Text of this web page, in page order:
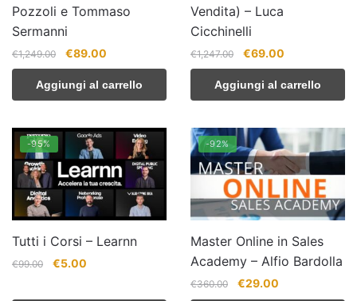
Pozzoli e Tommaso
Sermanni
€1,249.00
Il
prezzo
originale
era:
€89.00
prezzo
attuale
è:
Aggiungi al carrello
Vendita) – Luca
Cicchinelli
€1,247.00
Il
prezzo
originale
era:
€69.00
prezzo
attuale
è:
Aggiungi al carrello
-95%
Tutti i Corsi – Learnn
€99.00
Il
originale
€5.00
attuale
-92%
Master Online in Sales
Academy – Alfio Bardolla
€360.00
Il
€29.00